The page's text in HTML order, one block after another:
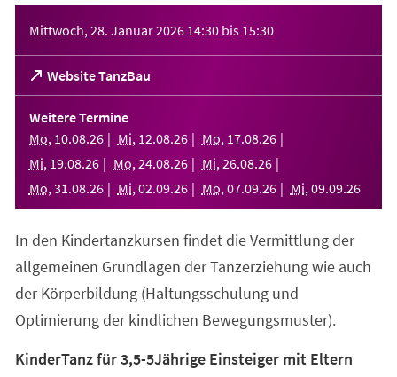
Mittwoch, 28. Januar 2026 14:30 bis 15:30
Website TanzBau
(Öffnet
in
einem
neuen
Tab)
Weitere Termine
Mo, 10.08.26 Mi, 12.08.26 Mo, 17.08.26
Mi, 19.08.26 Mo, 24.08.26 Mi, 26.08.26
Mo, 31 .08.26 Mi, 02.09.26 Mo, 07.09.26 Mi, 09.09.26
In den Kindertanzkursen findet die Vermittlung der
allgemeinen Grundlagen der Tanzerziehung wie auch
der Körperbildung (Haltungsschulung und
Optimierung der kindlichen Bewegungsmuster).
KinderTanz für 3,5-5Jährige Einsteiger mit Eltern